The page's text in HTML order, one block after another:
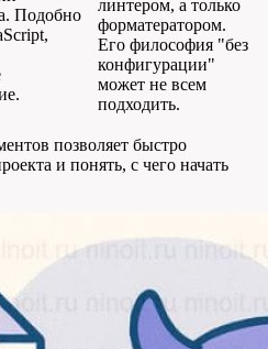
Подобно
линтером, а только
форматератором.
Его философия "без
конфигурации"
может не всем
подходить.
позволяет быстро
и понять, с чего начать